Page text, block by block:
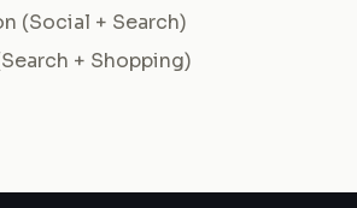
(Social + Search)
+ Shopping)